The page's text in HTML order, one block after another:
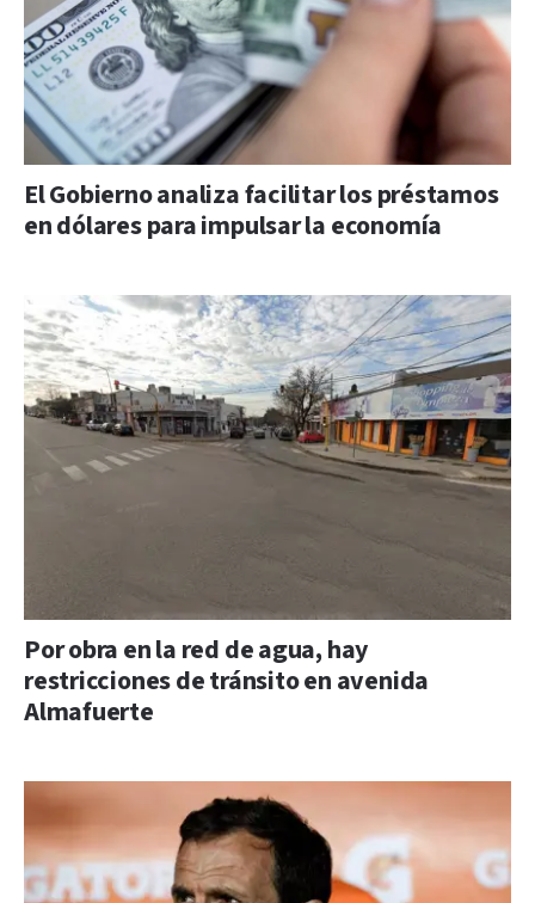
El Gobierno analiza facilitar los préstamos
en dólares para impulsar la economía
Por obra en la red de agua, hay
restricciones de tránsito en avenida
Almafuerte